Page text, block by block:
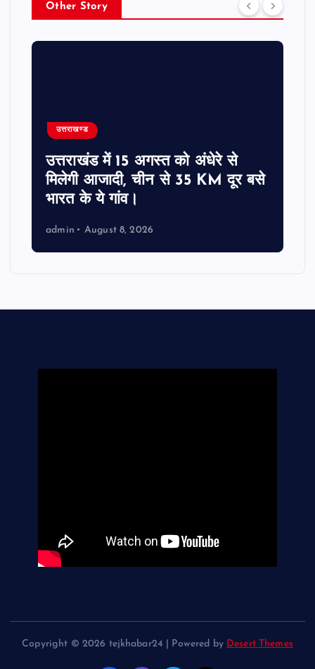
Other Story
उत्तराखण्ड
उत्तराखंड में 15 अगस्त को अंधेरे से
मिलेगी आजादी, चीन से 35 KM दूर बसे
भारत के ये गांव।
admin August 8, 2026
Copyright © 2026 tejkhabar24 | Powered by Desert Themes